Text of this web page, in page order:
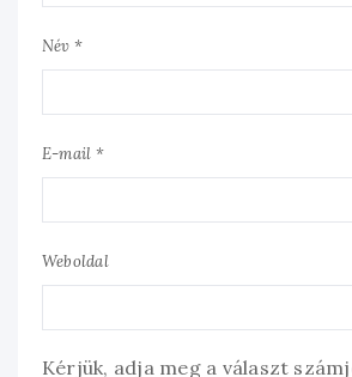
Név *
E-mail *
Weboldal
Kérjük, adja meg a választ